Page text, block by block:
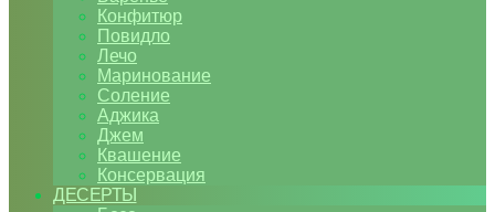
Конфитюр
Повидло
Лечо
Маринование
Соление
Аджика
Джем
Квашение
Консервация
ДЕСЕРТЫ